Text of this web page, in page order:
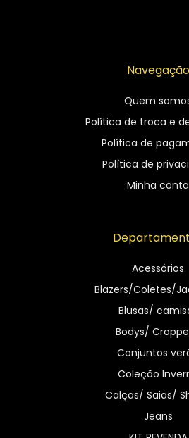
Navegação
Quem
Política de troca e
Política de
Política de
Minha conta
Acessórios
Blazers/Coletes/
Blusas/
Bodys/
Conjuntos
Coleção
Calças/ Saias/
Jeans